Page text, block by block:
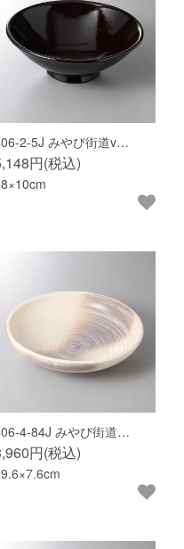
2-5J みやび街道v…
円(税込)
4-84J みやび街道…
円(税込)